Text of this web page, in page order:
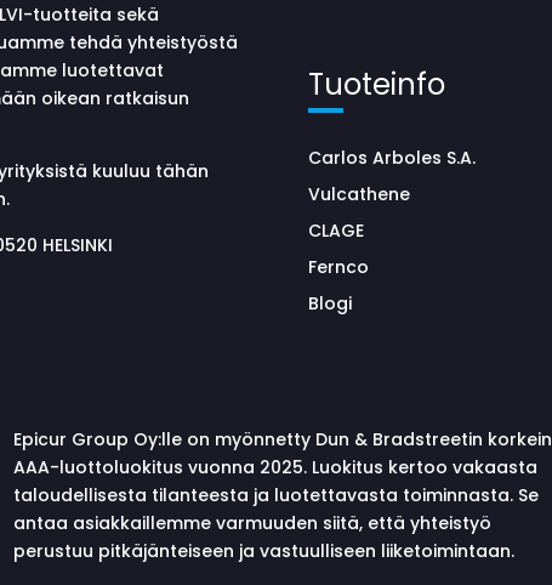
tuotteita sekä
tehdä yhteistyöstä
luotettavat
oikean ratkaisun
kuuluu tähän
HELSINKI
Tuoteinfo
Carlos Arboles S.A.
Vulcathene
CLAGE
Fernco
Blogi
Epicur Group Oy:lle on myönnetty Dun & Bradstreetin korkein
AAA-luottoluokitus vuonna 2025. Luokitus kertoo vakaasta
taloudellisesta tilanteesta ja luotettavasta toiminnasta. Se
antaa asiakkaillemme varmuuden siitä, että yhteistyö
perustuu pitkäjänteiseen ja vastuulliseen liiketoimintaan.